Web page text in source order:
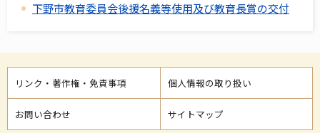
下野市教育委員会後援名義等使用及び教育長賞の交付
リンク・著作権・免責事項 個人情報の取り扱い
お問い合わせ サイトマップ